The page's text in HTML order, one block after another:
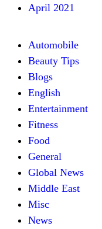
April 2021
Automobile
Beauty Tips
Blogs
English
Entertainment
Fitness
Food
General
Global News
Middle East
Misc
News